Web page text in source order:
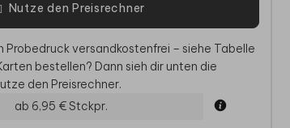
EINLEGEBLATT
Nutze den Preisrechner
Probedruck versandkostenfrei – siehe Tabelle
bestellen? Dann sieh dir unten die
den Preisrechner.
ab 6,95 €Stckpr.